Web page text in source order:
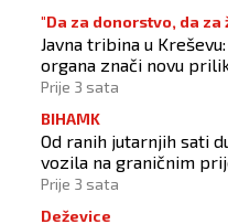
"Da za donorstvo, da za
Javna tribina u
organa znači novu
Prije 3 sata
BIHAMK
Od ranih jutarnjih sati
vozila na graničnim
izlazu iz BiH
Prije 3 sata
Deževice